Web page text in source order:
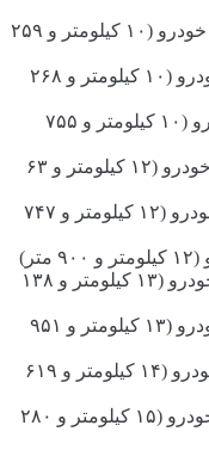
فاصله تا بازار پردیس 1 ۱۵ دقیقه با خودرو (۱۰ کیلومتر و ۲۵۹
فاصله تا کیبل اسکی ۱۵ دقیقه با خودرو (۱۰ کیلومتر و ۲۶۸
فاصله تا پلاژآقایان ۱۶ دقیقه با خودرو (۱۰ کیلومتر و ۷۵۵
فاصله تا بازار پردیس2 ۱۷ دقیقه با خودرو (۱۲ کیلومتر و ۶۳
فاصله تا بازار مرجان ۱۹ دقیقه با خودرو (۱۲ کیلومتر و ۷۴۷
فاصله تا پارک مرجان ۱۹ دقیقه با خودرو (۱۳ کیلومتر و ۱۳۸
فاصله تا باغ پرندگان ۱۹ دقیقه با خودرو (۱۳ کیلومتر و ۹۵۱
فاصله تا پارک دلفینها ۱۹ دقیقه با خودرو (۱۴ کیلومتر و ۶۱۹
فاصله تا پارک سیمرغ ۲۰ دقیقه با خودرو (۱۵ کیلومتر و ۲۸۰